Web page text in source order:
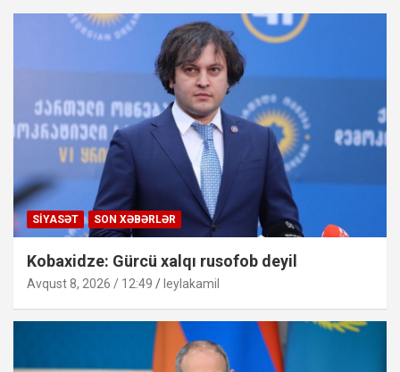
SIYASƏT SON XƏBƏRLƏR
Kobaxidze: Gürcü xalqı rusofob deyil
Avqust 8, 2026 / 12:49 leylakamil